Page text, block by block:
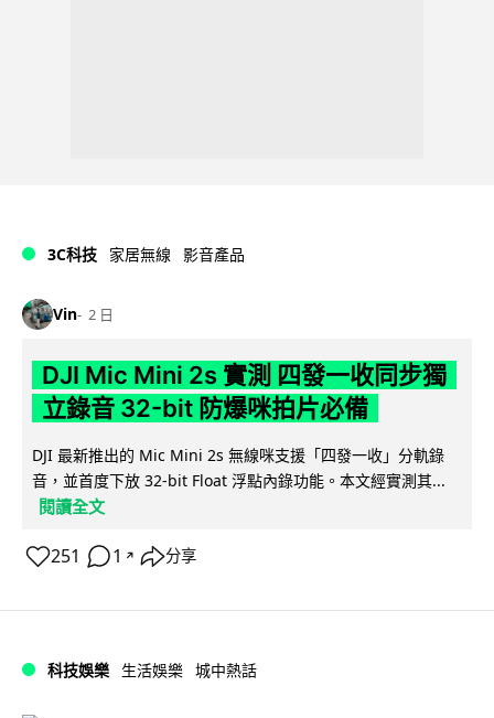
3C科技 家居無線 影音產品
Vin 2 日
DJI Mic Mini 2s 實測 四發一收同步獨
立錄音 32-bit 防爆咪拍片必備
DJI 最新推出的 Mic Mini 2s 無線咪支援「四發一收」分軌錄
音，並首度下放 32-bit Float 浮點內錄功能。本文經實測其...
閱讀全文
251 1 ↗ 分享
科技娛樂 生活娛樂 城中熱話